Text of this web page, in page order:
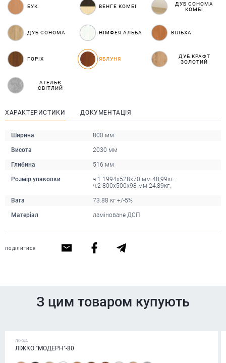
БУК ВЕНГЕ КОМБІ
ДУБ СОНОМА
КОМБІ
ДУБ СОНОМА НІМФЕЯ АЛЬБА ВІЛЬХА
ГОРІХ ЯБЛУНЯ
ДУБ КРАФТ
ЗОЛОТИЙ
АТЕЛЬЄ
СВІТЛИЙ
ХАРАКТЕРИСТИКИ ДОКУМЕНТАЦІЯ
Ширина 800 мм
Висота 2030 мм
Глибина 516 мм
Розмір упаковки
ч.1 1994x528x70 мм 48,99кг.
ч.2 800x500x98 мм 24,89кг.
Вага 73.88 кг +/-5%
Матеріал ламіноване ДСП
ПОДІЛИТИСЯ
З цим товаром купують
ЛІЖКА
ЛІЖКО "МОДЕРН"-80